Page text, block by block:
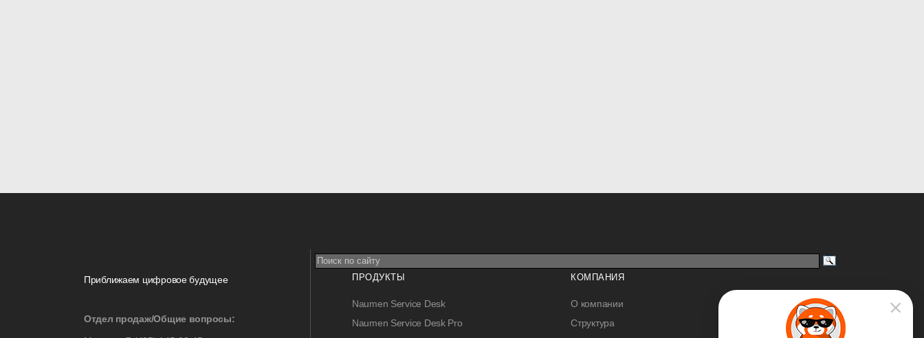
Приближаем цифровое будущее
Отдел продаж/Общие вопросы:
ПРОДУКТЫ
Naumen Service Desk
Naumen Service Desk Pro
КОМПАНИЯ
О компании
Структура